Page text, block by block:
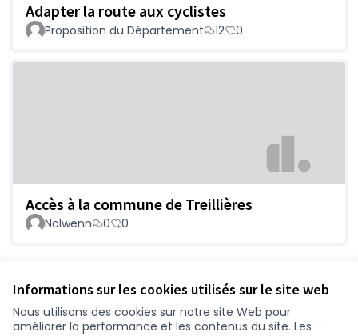
Informations sur les cookies utilisés sur le site web
Nous utilisons des cookies sur notre site Web pour
améliorer la performance et les contenus du site. Les
Adapter la route aux cyclistes
Proposition du Département 12 0
Accès à la commune de Treillières
Nolwenn 0 0
Conditions d'utilisation